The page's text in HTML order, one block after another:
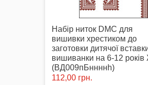
Набір ниток DMC для
вишивки хрестиком до
заготовки дитячої
вишиванки на 6-12
(ВД009пБннннh)
112,00 грн.